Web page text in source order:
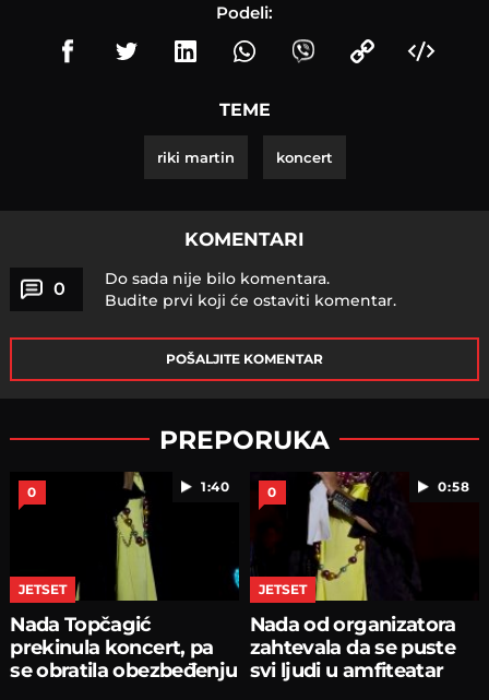
Podeli:
TEME
riki martin koncert
KOMENTARI
0
Do sada nije bilo komentara.
Budite prvi koji će ostaviti komentar.
POŠALJITE KOMENTAR
PREPORUKA
1:40
0
JETSET
Nada Topčagić
prekinula koncert, pa
se obratila obezbeđenju
0:58
0
JETSET
Nada od organizatora
zahtevala da se puste
svi ljudi u amfiteatar